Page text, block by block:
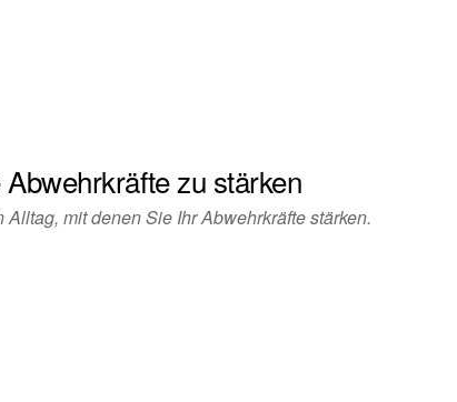
zu stärken
mit denen Sie Ihr Abwehrkräfte stärken.